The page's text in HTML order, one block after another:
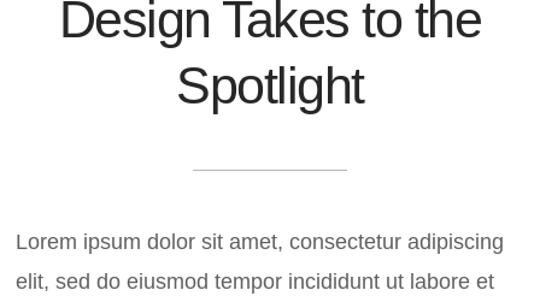
Design Takes to the
Spotlight
Lorem ipsum dolor sit amet, consectetur adipiscing
elit, sed do eiusmod tempor incididunt ut labore et